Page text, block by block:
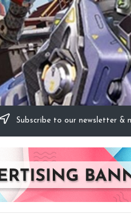
Subscribe to our newsletter &